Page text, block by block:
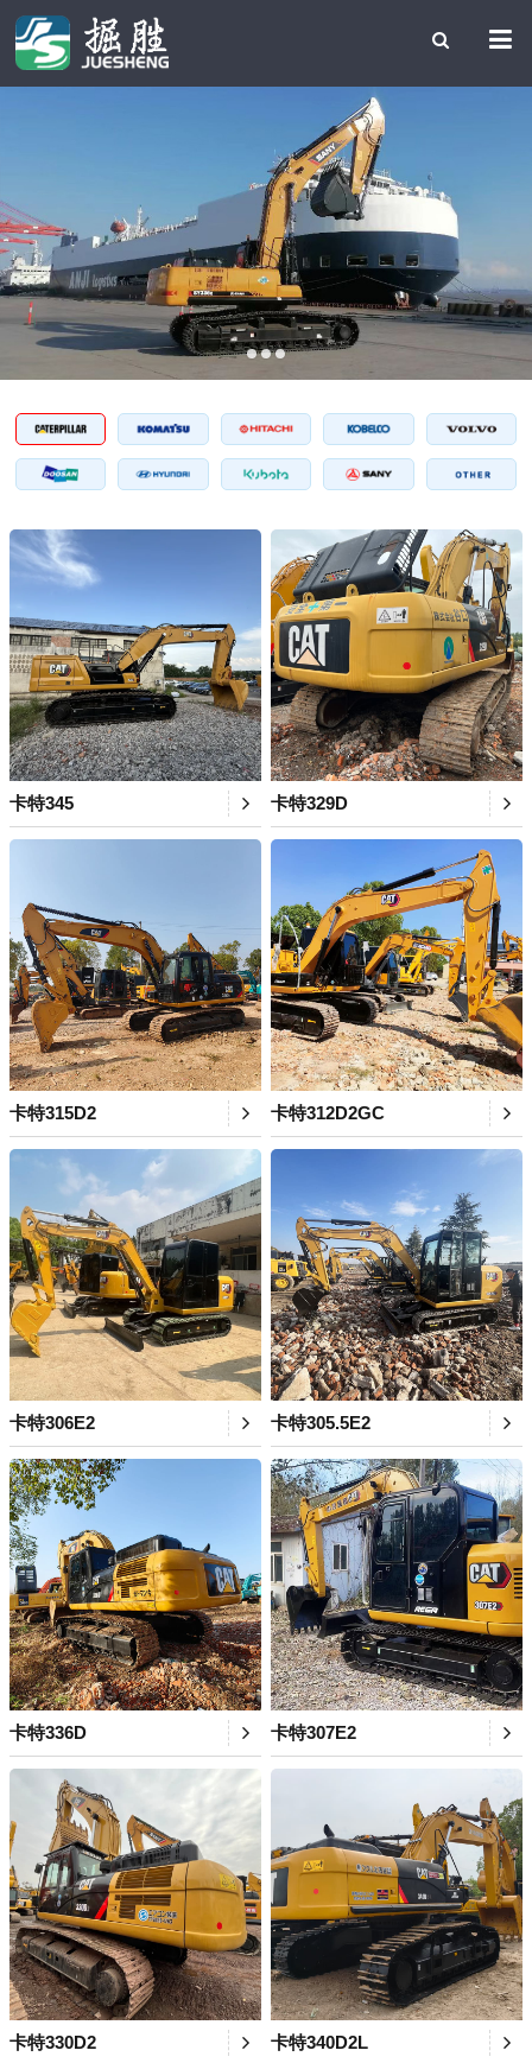
卡特345 卡特329D
卡特315D2 卡特312D2GC
卡特306E2 卡特305.5E2
卡特336D 卡特307E2
卡特330D2 卡特340D2L